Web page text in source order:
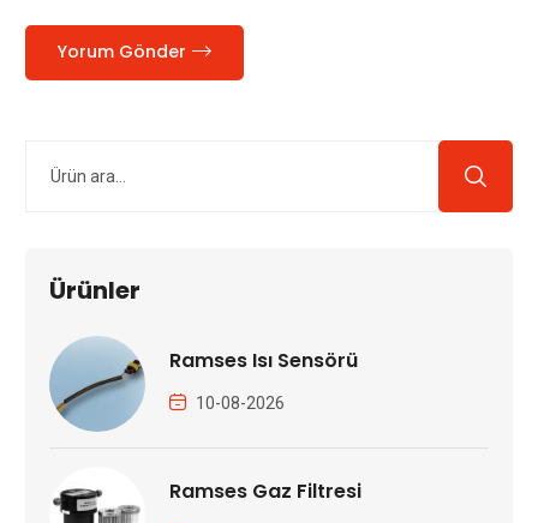
Yorum Gönder
Ürünler
Ramses Isı Sensörü
10-08-2026
Ramses Gaz Filtresi